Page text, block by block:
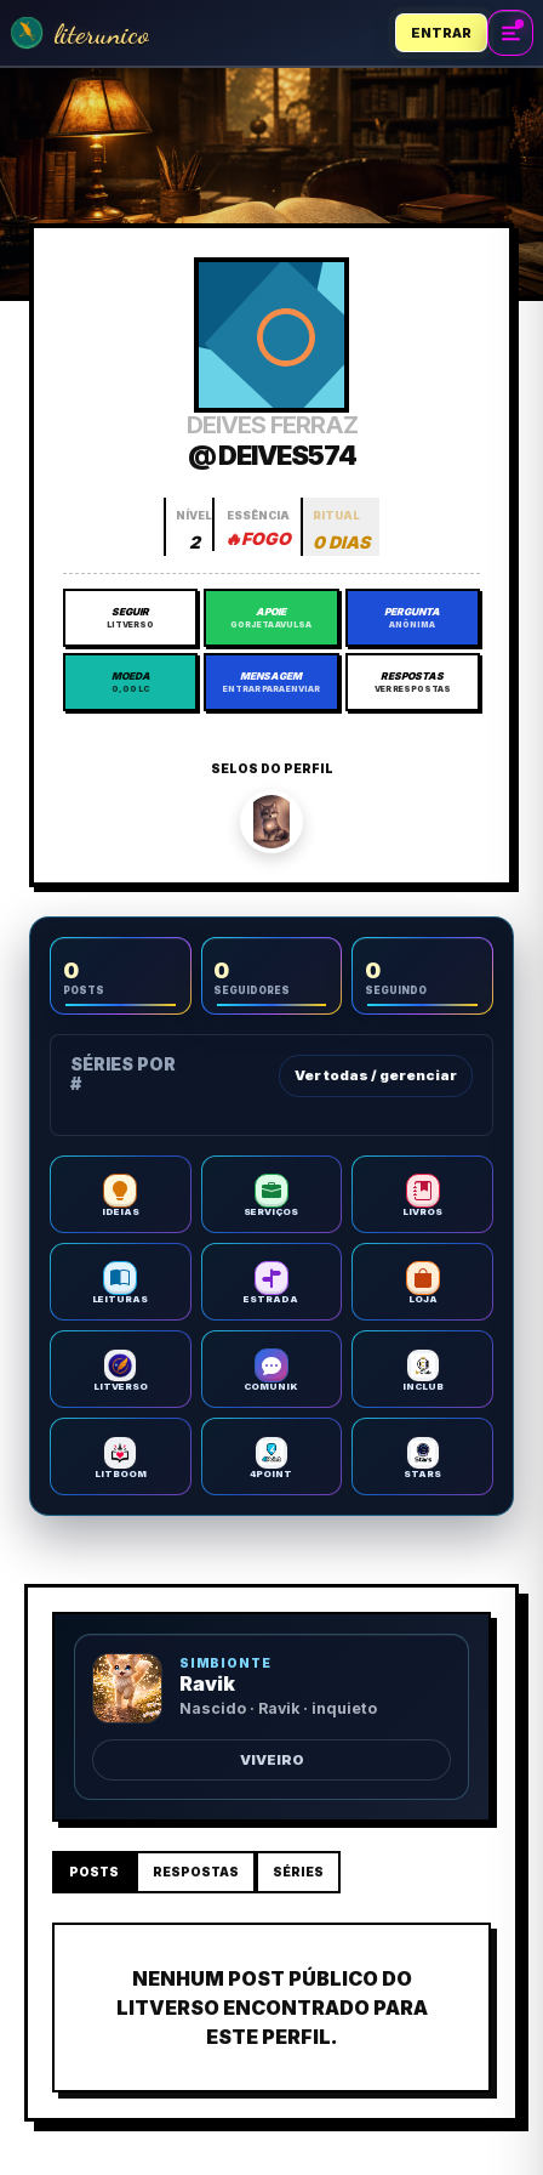
literunico ENTRAR
DEIVES FERRAZ
@ DEIVES574
NÍVEL
2
ESSÊNCIA
🔥FOGO
RITUAL
0 DIAS
SEGUIR
LITVERSO
APOIE
GORJETA AVULSA
PERGUNTA
ANÔNIMA
MOEDA
0,00 LC
MENSAGEM
ENTRAR PARA ENVIAR
RESPOSTAS
VER RESPOSTAS
SELOS DO PERFIL
0
POSTS
0
SEGUIDORES
0
SEGUINDO
SÉRIES POR
#
Ver todas / gerenciar
IDEIAS SERVIÇOS LIVROS
LEITURAS ESTRADA LOJA
LITVERSO COMUNIK INCLUB
LITBOOM 4POINT STARS
SIMBIONTE
Ravik
Nascido · Ravik · inquieto
VIVEIRO
POSTS RESPOSTAS SÉRIES
NENHUM POST PÚBLICO DO
LITVERSO ENCONTRADO PARA
ESTE PERFIL.